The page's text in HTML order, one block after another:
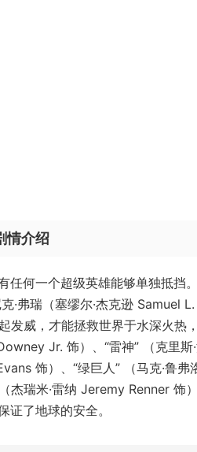
情介绍
何一个超级英雄能够单独抵挡
·弗瑞（塞缪尔·杰克逊 Samuel
发威，才能拯救世界于水深火热
Jr. 饰）、“雷神” （克里斯
饰）、“绿巨人” （马克·鲁
杰瑞米·雷纳 Jeremy Renner 饰
了地球的安全。